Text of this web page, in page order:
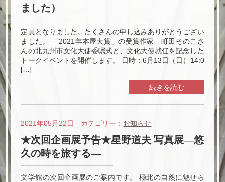
ました）
定員となりました。たくさんの申し込みありがとうござい
ました。 「2021年本屋大賞」の受賞作家 町田そのこさ
んの北九州市文化大使委嘱式と、文化大使就任を記念した
トークイベントを開催します。 日時：6月13日（日）14:0
[…]
続きを読む
2021年05月22日 カテゴリー： お知らせ
★次回企画展予告★星野道夫 写真展―悠
久の時を旅する―
文学館の次回企画展のご案内です。 極北の自然に魅せら